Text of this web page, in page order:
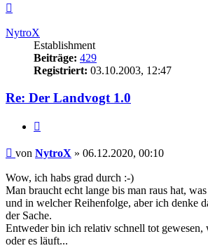
NytroX
Establishment
Beiträge: 429
Registriert: 03.10.2003, 12:47
Re: Der Landvogt 1.0
Beitrag
von NytroX » 06.12.2020, 00:10
Wow, ich habs grad durch :-)
Man braucht echt lange bis man raus hat,
und in welcher Reihenfolge, aber ich denke
der Sache.
Entweder bin ich relativ schnell tot gewesen,
oder es läuft...